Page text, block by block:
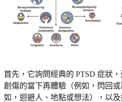
首先，它詢問經典的 PTSD 症狀
創傷的當下再體驗（例如，閃回
如，迴避人、地點或想法），以